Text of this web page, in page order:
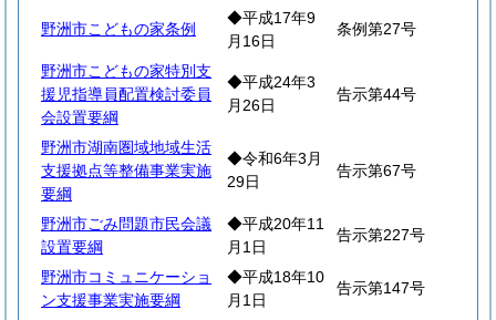
野洲市こどもの家条例
◆平成17年9
月16日
条例第27号
野洲市こどもの家特別支
援児指導員配置検討委員
会設置要綱
◆平成24年3
月26日
告示第44号
野洲市湖南圏域地域生活
支援拠点等整備事業実施
要綱
◆令和6年3月
29日
告示第67号
野洲市ごみ問題市民会議
設置要綱
◆平成20年11
月1日
告示第227号
野洲市コミュニケーショ
ン支援事業実施要綱
◆平成18年10
月1日
告示第147号